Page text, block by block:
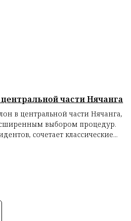
части Нячанга
в центральной части Нячанга,
выбором процедур.
сочетает классические...